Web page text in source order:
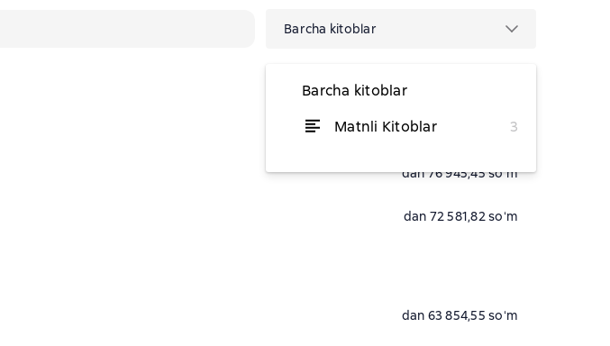
Barcha kitoblar
Barcha kitoblar
Matnli Kitoblar
3
vaqtinchalik mavjud emas
dan 76 945,45 soʻm
dan 72 581,82 soʻm
dan 63 854,55 soʻm